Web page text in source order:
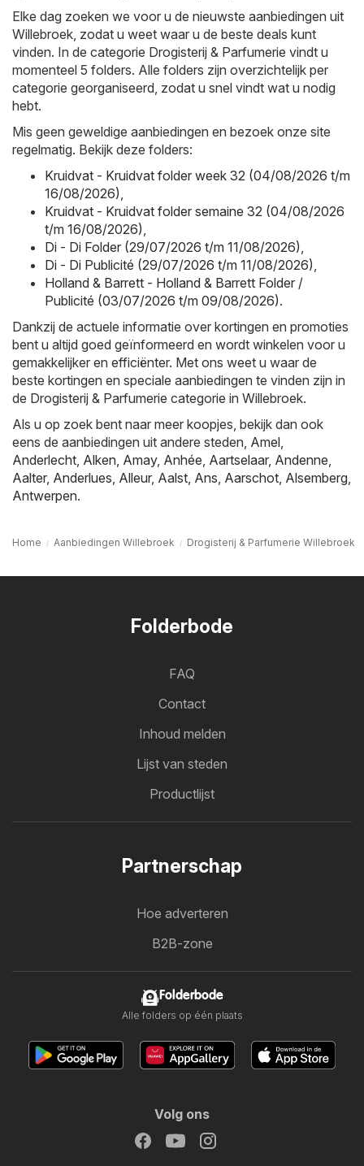
Elke dag zoeken we voor u de nieuwste aanbiedingen uit
Willebroek, zodat u weet waar u de beste deals kunt
vinden. In de categorie Drogisterij & Parfumerie vindt u
momenteel 5 folders. Alle folders zijn overzichtelijk per
categorie georganiseerd, zodat u snel vindt wat u nodig
hebt.
Mis geen geweldige aanbiedingen en bezoek onze site
regelmatig. Bekijk deze folders:
Kruidvat - Kruidvat folder week 32 (04/08/2026 t/m
16/08/2026),
Kruidvat - Kruidvat folder semaine 32 (04/08/2026
t/m 16/08/2026),
Di - Di Folder (29/07/2026 t/m 11/08/2026),
Di - Di Publicité (29/07/2026 t/m 11/08/2026),
Holland & Barrett - Holland & Barrett Folder /
Publicité (03/07/2026 t/m 09/08/2026).
Dankzij de actuele informatie over kortingen en promoties
bent u altijd goed geïnformeerd en wordt winkelen voor u
gemakkelijker en efficiënter. Met ons weet u waar de
beste kortingen en speciale aanbiedingen te vinden zijn in
de Drogisterij & Parfumerie categorie in Willebroek.
Als u op zoek bent naar meer koopjes, bekijk dan ook
eens de aanbiedingen uit andere steden, Amel,
Anderlecht, Alken, Amay, Anhée, Aartselaar, Andenne,
Aalter, Anderlues, Alleur, Aalst, Ans, Aarschot, Alsemberg,
Antwerpen.
Home Aanbiedingen Willebroek Drogisterij & Parfumerie Willebroek
Folderbode
FAQ
Contact
Inhoud melden
Lijst van steden
Productlijst
Partnerschap
Hoe adverteren
B2B-zone
Folderbode
Alle folders op één plaats
Volg ons